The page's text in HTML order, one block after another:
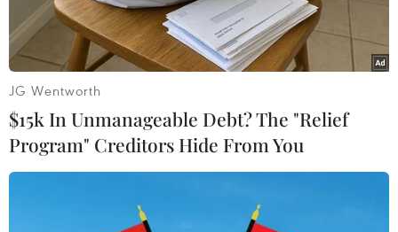
JG Wentworth
$15k In Unmanageable Debt? The "Relief
Program" Creditors Hide From You